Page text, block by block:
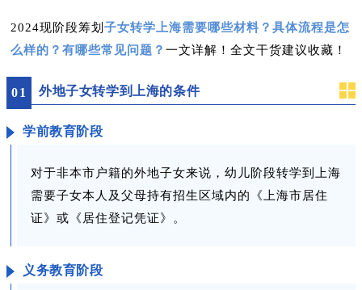
2024现阶段筹划 子女转学上海需要哪些材料？具体流程是怎
么样的？有哪些常见问题？ 一文详解！全文干货建议收藏！
01 外地子女转学到上海的条件
学前教育阶段
对于非本市户籍的外地子女来说，幼儿阶段转学到上海
需要子女本人及父母持有招生区域内的《上海市居住
证》或《居住登记凭证》。
义务教育阶段